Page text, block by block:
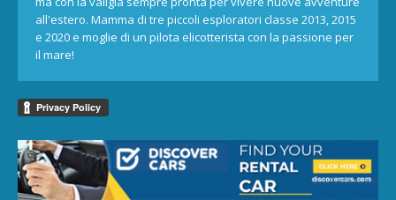
all'estero. Mamma di tre piccoli esploratori classe 2013, 2015
e 2020 e moglie di un pilota elicotterista con la passione per
il mare!